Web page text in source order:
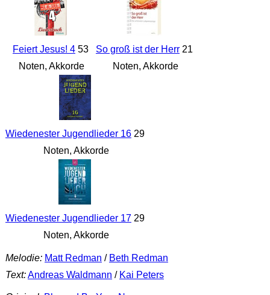
Feiert Jesus! 453
Noten, Akkorde
So groß ist der Herr21
Noten, Akkorde
Wiedenester Jugendlieder 1629
Noten, Akkorde
Wiedenester Jugendlieder 1729
Noten, Akkorde
Melodie: Matt Redman / Beth Redman
Text:Andreas Waldmann / Kai Peters